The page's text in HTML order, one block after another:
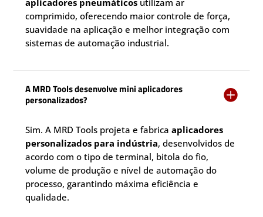
aplicadores pneumáticos utilizam ar
comprimido, oferecendo maior controle de força,
suavidade na aplicação e melhor integração com
sistemas de automação industrial.
A MRD Tools desenvolve mini aplicadores
personalizados?

Sim. A MRD Tools projeta e fabricaaplicadores
personalizados para indústria, desenvolvidos de
acordo com o tipo de terminal, bitola do fio,
volume de produção e nível de automação do
processo, garantindo máxima eficiência e
qualidade.